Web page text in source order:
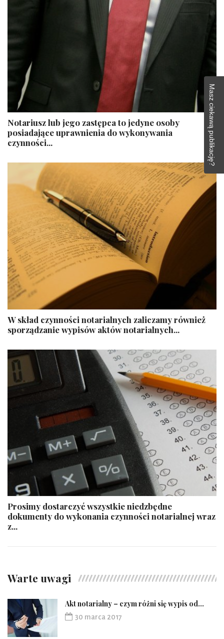
Notariusz lub jego zastępca to jedyne osoby
posiadające uprawnienia do wykonywania
czynności...
W skład czynności notarialnych zaliczamy również
sporządzanie wypisów aktów notarialnych...
Prosimy dostarczyć wszystkie niedzbędne
dokumenty do wykonania czynności notarialnej wraz
z...
Warte uwagi
Akt notarialny – czym różni się wypis od...
30 marca 2017
Masz ciekawą publikację?